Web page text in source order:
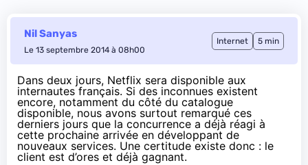
Nil Sanyas
Le 13 septembre 2014 à 08h00
Internet 5 min
Dans deux jours, Netflix sera disponible aux
internautes français. Si des inconnues existent
encore, notamment du côté du catalogue
disponible, nous avons surtout remarqué ces
derniers jours que la concurrence a déjà réagi à
cette prochaine arrivée en développant de
nouveaux services. Une certitude existe donc : le
client est d’ores et déjà gagnant.